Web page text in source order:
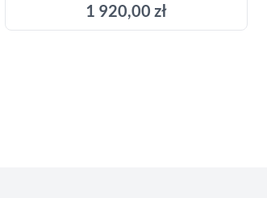
1 920,00 zł